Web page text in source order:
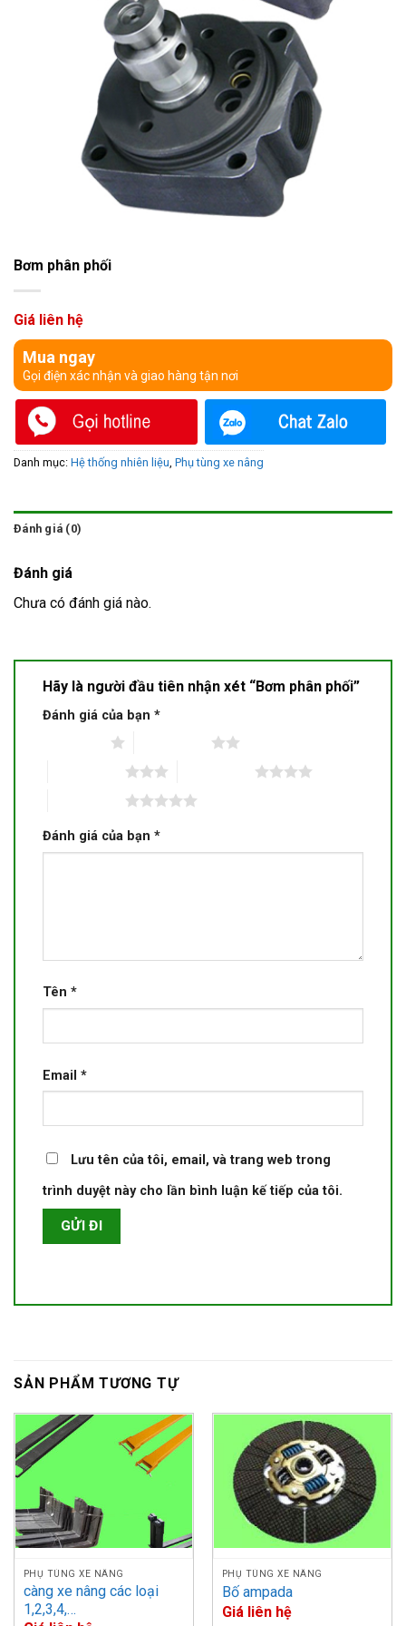
Bơm phân phối
Giá liên hệ
Mua ngay
Gọi điện xác nhận và giao hàng tận nơi
Danh mục: Hệ thống nhiên liệu Phụ tùng xe nâng
Đánh giá (0)
Đánh giá
Chưa có đánh giá nào.
Hãy là người đầu tiên nhận xét “Bơm phân phối”
Đánh giá của bạn *
Đánh giá của bạn *
Tên *
Email *
Lưu tên của tôi, email, và trang web trong
trình duyệt này cho lần bình luận kế tiếp của tôi.
SẢN PHẨM TƯƠNG TỰ
PHỤ TÙNG XE NÂNG
càng xe nâng các loại
1,2,3,4,…
PHỤ TÙNG XE NÂNG
Bố ampada
Giá liên hệ